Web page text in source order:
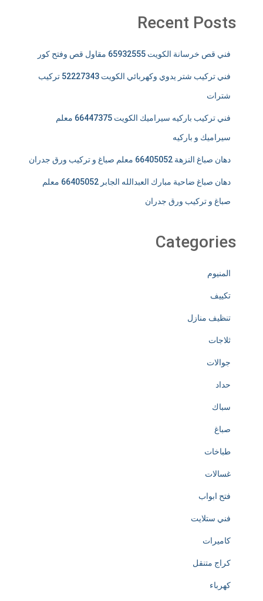
Recent Posts
فني قص خرسانة الكويت 65932555 مقاول قص وفتح كور
فني تركيب شتر يدوي وكهربائي الكويت 52227343 تركيب
شترات
فني تركيب باركيه سيراميك الكويت 66447375 معلم
سيراميك و باركيه
دهان صباغ النزهة 66405052 معلم صباغ و تركيب ورق جدران
دهان صباغ ضاحية مبارك العبدالله الجابر 66405052 معلم
صباغ و تركيب ورق جدران
Categories
المنيوم
تكييف
تنظيف منازل
ثلاجات
جوالات
حداد
سباك
صباغ
طباخات
غسالات
فتح ابواب
فني ستلايت
كاميرات
كراج متنقل
كهرباء